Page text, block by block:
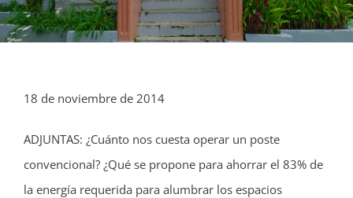
18 de noviembre de 2014
ADJUNTAS: ¿Cuánto nos cuesta operar un poste
convencional? ¿Qué se propone para ahorrar el 83% de
la energía requerida para alumbrar los espacios